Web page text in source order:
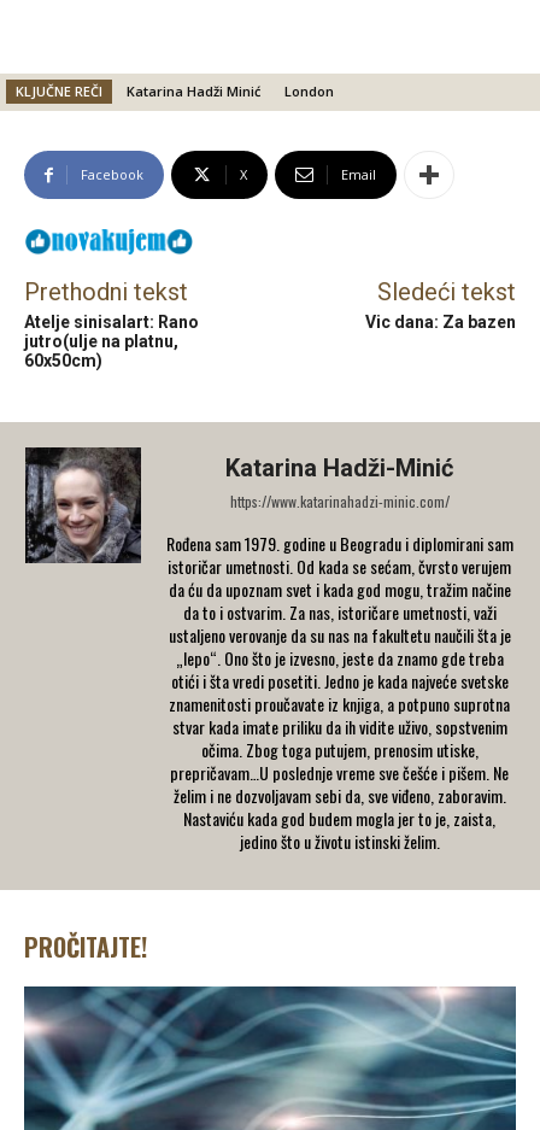
KLJUČNE REČI Katarina Hadži Minić London
Facebook X Email
Prethodni tekst
Atelje sinisalart: Rano
jutro(ulje na platnu,
60x50cm)
Sledeći tekst
Vic dana: Za bazen
Katarina Hadži-Minić
https://www.katarinahadzi-minic.com/
Rođena sam 1979. godine u Beogradu i diplomirani sam
istoričar umetnosti. Od kada se sećam, čvrsto verujem
da ću da upoznam svet i kada god mogu, tražim načine
da to i ostvarim. Za nas, istoričare umetnosti, važi
ustaljeno verovanje da su nas na fakultetu naučili šta je
„lepo“. Ono što je izvesno, jeste da znamo gde treba
otići i šta vredi posetiti. Jedno je kada najveće svetske
znamenitosti proučavate iz knjiga, a potpuno suprotna
stvar kada imate priliku da ih vidite uživo, sopstvenim
očima. Zbog toga putujem, prenosim utiske,
prepričavam…U poslednje vreme sve češće i pišem. Ne
želim i ne dozvoljavam sebi da, sve viđeno, zaboravim.
Nastaviću kada god budem mogla jer to je, zaista,
jedino što u životu istinski želim.
PROČITAJTE!